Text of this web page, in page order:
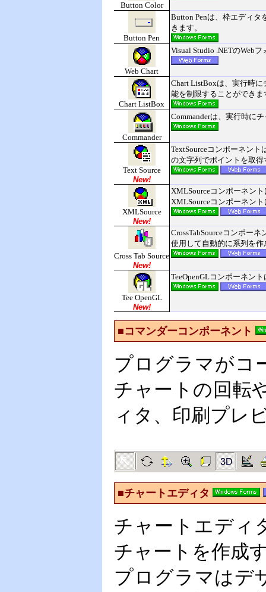
Button Color
Button Pen
Button Penは、枠エディタ
きます。
Web Chart
Visual Studio .NETのWeb
Chart ListBox
Chart ListBoxは、実行時
能を制限することができま
Commander
Commanderは、実行時に
Text Source
New!
TextSourceコンポーネン
の文字列でポイントを取
XMLSource
New!
XMLSourceコンポーネン
XMLSourceコンポーネン
Cross Tab Source
New!
CrossTabSourceコンポー
使用して自動的に系列を作
Tee OpenGL
New!
TeeOpenGLコンポーネン
■コマンダーコンポーネント
プログラマがコ
チャートの回転
ィタ、印刷プレ
■チャートエディタ
チャートエディ
チャートを作成
プログラマはデ